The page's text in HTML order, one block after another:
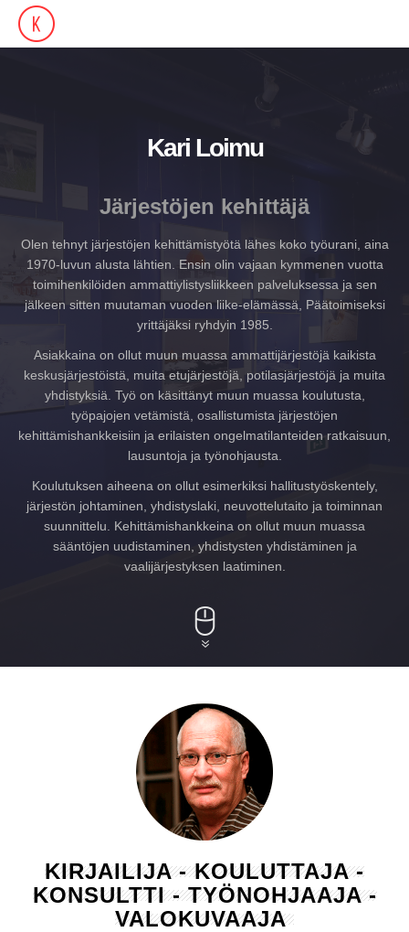
Kari Loimu
Järjestöjen kehittäjä
Olen tehnyt järjestöjen kehittämistyötä lähes koko työurani, aina
1970-luvun alusta lähtien. Ensin olin vajaan kymmenen vuotta
toimihenkilöiden ammattiylistysliikkeen palveluksessa ja sen
jälkeen sitten muutaman vuoden liike-elämässä, Päätoimiseksi
yrittäjäksi ryhdyin 1985.
Asiakkaina on ollut muun muassa ammattijärjestöjä kaikista
keskusjärjestöistä, muita etujärjestöjä, potilasjärjestöjä ja muita
yhdistyksiä. Työ on käsittänyt muun muassa koulutusta,
työpajojen vetämistä, osallistumista järjestöjen
kehittämishankkeisiin ja erilaisten ongelmatilanteiden ratkaisuun,
lausuntoja ja työnohjausta.
Koulutuksen aiheena on ollut esimerkiksi hallitustyöskentely,
järjestön johtaminen, yhdistyslaki, neuvottelutaito ja toiminnan
suunnittelu. Kehittämishankkeina on ollut muun muassa
sääntöjen uudistaminen, yhdistysten yhdistäminen ja
vaalijärjestyksen laatiminen.
KIRJAILIJA - KOULUTTAJA -
KONSULTTI - TYÖNOHJAAJA -
VALOKUVAAJA